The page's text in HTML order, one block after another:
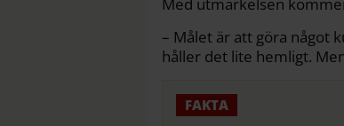
– Målet är att göra något
håller det lite hemligt.